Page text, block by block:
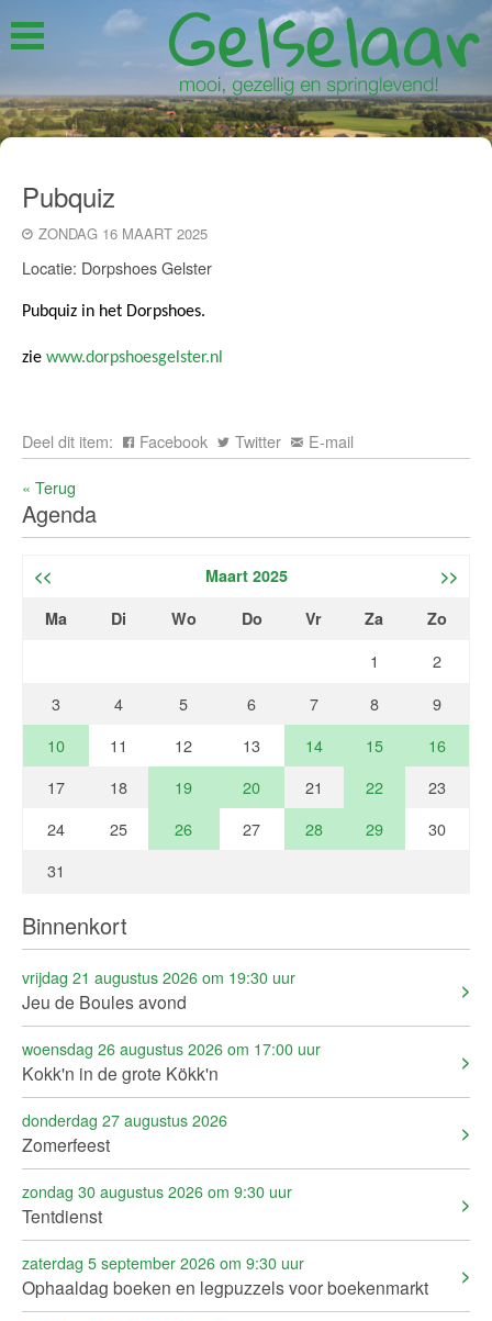
Pubquiz
ZONDAG 16 MAART 2025
Locatie: Dorpshoes Gelster
Pubquiz in het Dorpshoes.
zie www.dorpshoesgelster.nl
Deel dit item: Facebook Twitter
E-mail
« Terug
Agenda
<< Maart 2025
>>
Ma
Di Wo Do Vr Za Zo
1
2
3
4 5 6 7 8
9
10
11 12 13 14 15
16
17
18 19 20 21 22
23
24
25 26 27 28 29
30
31
Binnenkort
vrijdag 21 augustus 2026 om 19:30 uur
Jeu de Boules avond
woensdag 26 augustus 2026 om 17:00 uur
Kokk'n in de grote Kökk'n
donderdag 27 augustus 2026
Zomerfeest
zondag 30 augustus 2026 om 9:30 uur
Tentdienst
zaterdag 5 september 2026 om 9:30 uur
Ophaaldag boeken en legpuzzels voor boekenmarkt